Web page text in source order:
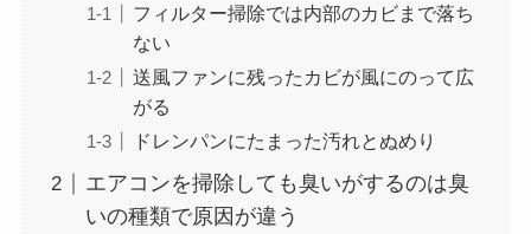
フィルター掃除では内部のカビまで落ち
ない
送風ファンに残ったカビが風にのって広
がる
ドレンパンにたまった汚れとぬめり
エアコンを掃除しても臭いがするのは臭
いの種類で原因が違う